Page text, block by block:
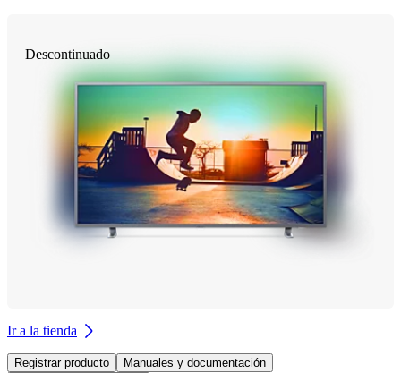
Descontinuado
Ir a la tienda
Registrar producto
Manuales y documentación